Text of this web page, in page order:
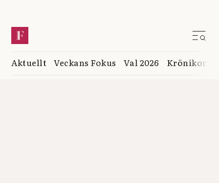
Aktuellt Veckans Fokus Val 2026 Krönikor